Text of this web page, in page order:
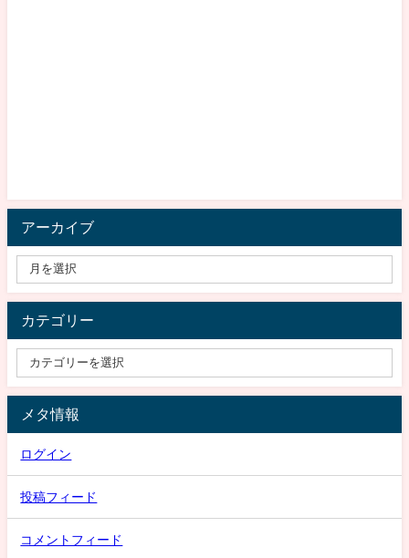
アーカイブ
カテゴリー
メタ情報
ログイン
投稿フィード
コメントフィード